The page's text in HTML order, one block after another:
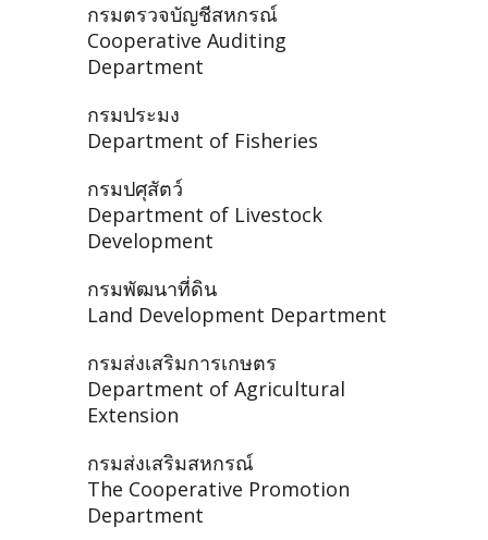
กรมตรวจบัญชีสหกรณ์
Cooperative Auditing
Department
กรมประมง
Department of Fisheries
กรมปศุสัตว์
Department of Livestock
Development
กรมพัฒนาที่ดิน
Land Development Department
กรมส่งเสริมการเกษตร
Department of Agricultural
Extension
กรมส่งเสริมสหกรณ์
The Cooperative Promotion
Department